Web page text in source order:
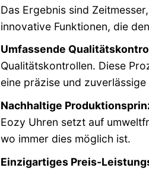
Das Ergebnis sind
innovative Funktionen, die
Umfassende
Qualitätskontrollen. Diese
eine präzise und
Nachhaltige
Eozy Uhren setzt auf
wo immer dies möglich ist.
Einzigartiges Preis-